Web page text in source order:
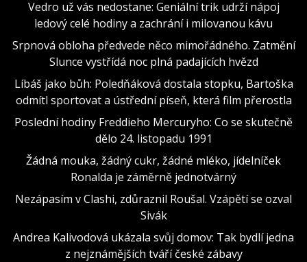
Vedro už vás nedostane: Geniální trik udrží nápoj
ledový celé hodiny a zachrání i milovanou kávu
Srpnová obloha předvede něco mimořádného. Zatmění
Slunce vystřídá noc plná padajících hvězd
Líbáš jako bůh: Poledňáková dostala stopku, Bartoška
odmítl sportovat a ústřední píseň, která film přerostla
Poslední hodiny Freddieho Mercuryho: Co se skutečně
dělo 24. listopadu 1991
Žádná mouka, žádný cukr, žádné mléko, jídelníček
Ronalda je záměrně jednotvárný
Nezápasím v Clashi, zdůraznil Roušal. Vzápětí se ozval
Sivák
Andrea Kalivodová ukázala svůj domov: Tak bydlí jedna
z nejznámějších tváří české zábavy